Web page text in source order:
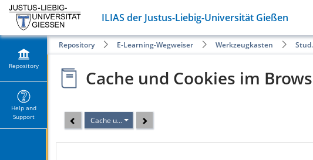
ILIAS der Justus-Liebig-Universität Gießen
Repository
Help and
Support
Repository E-Learning-Wegweiser Werkzeugkasten
Cache und Cookies im
Cache und Cookies im Browser löschen